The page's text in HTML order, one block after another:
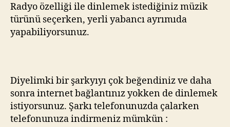
Radyo özelliği ile dinlemek istediğiniz müzik
türünü seçerken, yerli yabancı ayrımıda
yapabiliyorsunuz.
Diyelimki bir şarkyıyı çok beğendiniz ve daha
sonra internet bağlantınız yokken de dinlemek
istiyorsunuz. Şarkı telefonunuzda çalarken
telefonunuza indirmeniz mümkün :